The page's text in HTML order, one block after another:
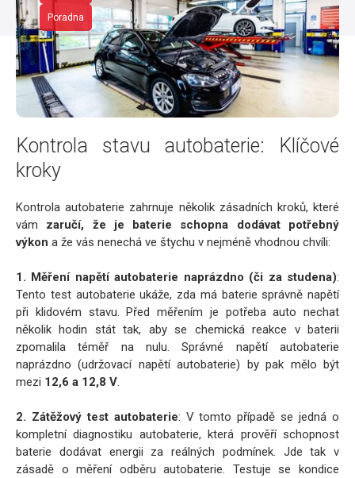
Poradna
Kontrola stavu autobaterie: Klíčové
kroky
Kontrola autobaterie zahrnuje několik zásadních kroků, které
vám zaručí, že je baterie schopna dodávat potřebný
výkon a že vás nenechá ve štychu v nejméně vhodnou chvíli:
1. Měření napětí autobaterie naprázdno (či za studena):
Tento test autobaterie ukáže, zda má baterie správně napětí
při klidovém stavu. Před měřením je potřeba auto nechat
několik hodin stát tak, aby se chemická reakce v baterii
zpomalila téměř na nulu. Správné napětí autobaterie
naprázdno (udržovací napětí autobaterie) by pak mělo být
mezi 12,6 a 12,8 V.
2. Zátěžový test autobaterie: V tomto případě se jedná o
kompletní diagnostiku autobaterie, která prověří schopnost
baterie dodávat energii za reálných podmínek. Jde tak v
zásadě o měření odběru autobaterie. Testuje se kondice